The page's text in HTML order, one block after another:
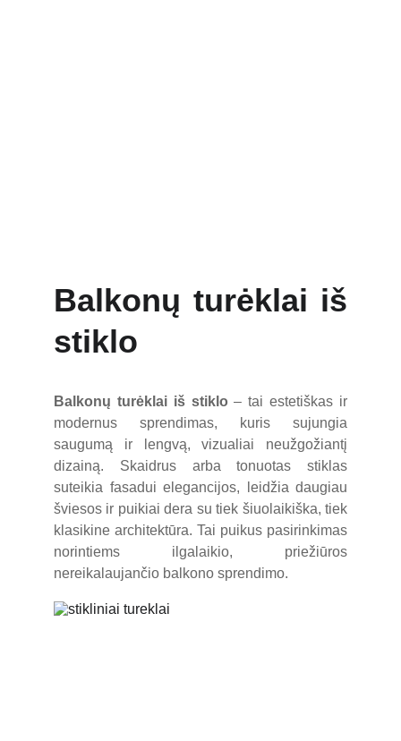
Balkonų turėklai iš
stiklo
Balkonų turėklai iš stiklo – tai estetiškas ir
modernus sprendimas, kuris sujungia
saugumą ir lengvą, vizualiai neužgožiantį
dizainą. Skaidrus arba tonuotas stiklas
suteikia fasadui elegancijos, leidžia daugiau
šviesos ir puikiai dera su tiek šiuolaikiška, tiek
klasikine architektūra. Tai puikus pasirinkimas
norintiems ilgalaikio, priežiūros
nereikalaujančio balkono sprendimo.